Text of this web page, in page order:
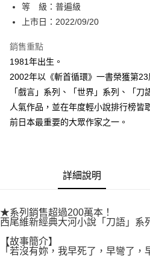
１．於結帳方式選擇「AFTEE先享後付」
結帳頁面，進行簡訊認證並確認金額後，
２．訂單成立數日內，您將收到繳費通知簡
ATM／網路銀行／等多元方式進行付款，
※ 請注意：結帳手續完成當下不需立刻繳
購買商品的店家。未經商家同意取消之
後付繳納相關費用。
※ 交易是否成功請以「AFTEE先享後付
是否繳費成功／繳費後需取消欲退款等相
權轉讓予恩沛科技股份有限公司。
２．關於個人資料處理事宜，請瀏覽以下網
https://aftee.tw/terms/#terms3
「AFTEE先享後付」，若未經同意申辦者
任。
４．使用「AFTEE先享後付」時，將依據
時審查核予不同之上限額度；若仍有額度
請求用戶進行身份認證。
付款後全家取貨
每筆NT$80，滿NT$500(含以上)免運
付款後萊爾富取貨
每筆NT$80，滿NT$500(含以上)免運
付款後7-11取貨
每筆NT$80，滿NT$500(含以上)免運
宅配
每筆NT$100，滿NT$800(含以上)免
國家/地區配送
等 級：普遍級
上市日：2022/09/20
銷售重點
1981年出生。
2002年以《斬首循環》一書榮獲第
「戲言」系列、「世界」系列、「
人氣作品，並在年度輕小說排行榜皆
前日本最重要的大眾作家之一。
詳細說明
★系列銷售超過200萬本！
西尾維新經典大河小說「刀語」系
【故事簡介】
「若沒有妳，我早死了，早彎了，